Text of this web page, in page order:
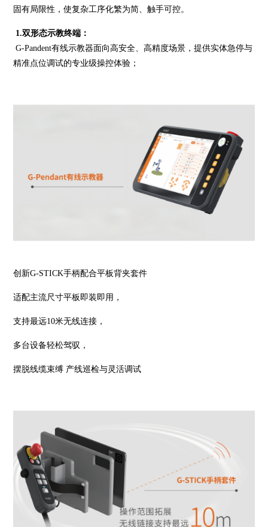
固有局限性，使复杂工序化繁为简、触手可控。
1.双形态示教终端：
G-Pandent有线示教器面向高安全、高精度场景，提供实体急停与
精准点位调试的专业级操控体验；
创新G-STICK手柄配合平板背夹套件
适配主流尺寸平板即装即用，
支持最远10米无线连接，
多台设备轻松驾驭，
摆脱线缆束缚 产线巡检与灵活调试